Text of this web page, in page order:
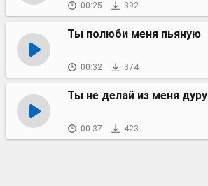
00:25 392
Ты полюби меня пьяную
00:32 374
Ты не делай из меня дуру
00:37 423